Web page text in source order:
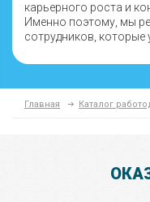
карьерного роста и
Именно поэтому, мы
сотрудников,
Главная Каталог